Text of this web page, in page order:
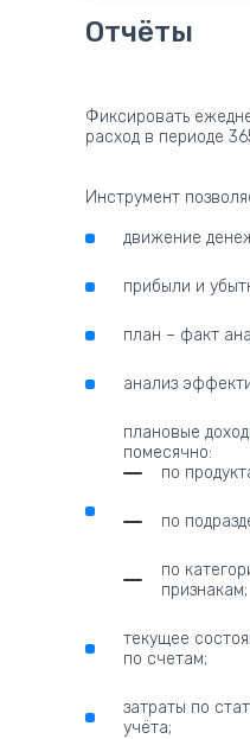
Отчёты
Фиксировать
расход в периоде
Инструмент
движение
прибыли и
план – факт
анализ
плановые
помесячно:
по
по
по
признакам;
текущее
по счетам;
затраты по
учёта;